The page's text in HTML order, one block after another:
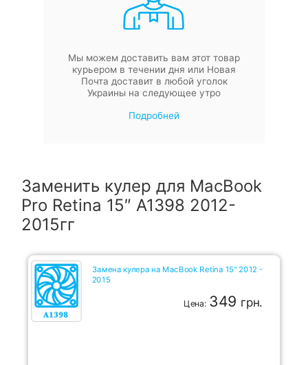
Мы можем доставить вам этот товар
курьером в течении дня или Новая
Почта доставит в любой уголок
Украины на следующее утро
Подробней
Заменить кулер для MacBook
Pro Retina 15″ A1398 2012-
2015гг
Замена кулера на MacBook Retina 15" 2012 -
2015
Цена: 349 грн.